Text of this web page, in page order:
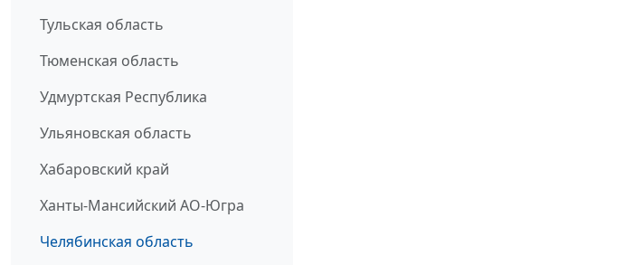
Тульская область
Тюменская область
Удмуртская Республика
Ульяновская область
Хабаровский край
Ханты-Мансийский АО-Югра
Челябинская область